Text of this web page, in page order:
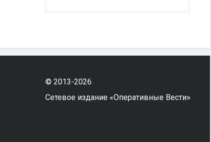
© 2013-2026
Сетевое издание «Оперативные Вести»